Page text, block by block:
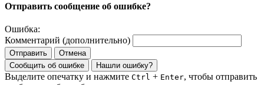
Отправить сообщение об ошибке?
Ошибка:
Комментарий (дополнительно)
Отправить
Отмена
Сообщить об ошибке
Нашли ошибку?
Выделите опечатку и нажмите Ctrl + Enter, чтобы отправить